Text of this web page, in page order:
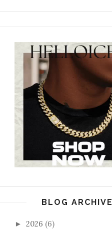
BLOG ARCHIVE
► 2026 (6)